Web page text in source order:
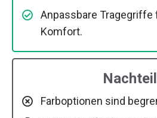
Anpassbare Tragegriffe
Komfort.
Farboptionen sind